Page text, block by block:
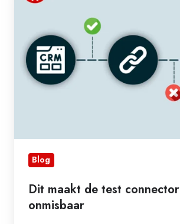
connector
onmisbaar
Blog
Dit maakt de test connector
onmisbaar